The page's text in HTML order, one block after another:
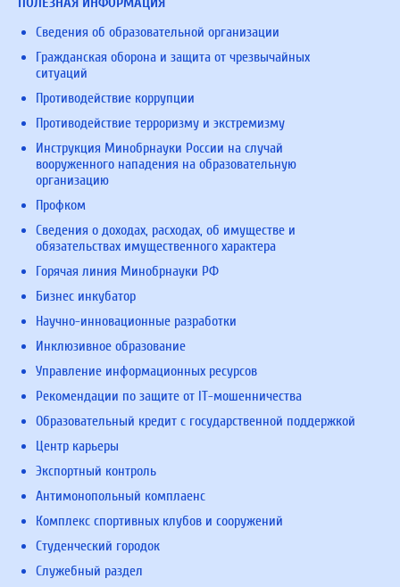
Сведения об образовательной организации
Гражданская оборона и защита от чрезвычайных
ситуаций
Противодействие коррупции
Противодействие терроризму и экстремизму
Инструкция Минобрнауки России на случай
вооруженного нападения на образовательную
организацию
Профком
Сведения о доходах, расходах, об имуществе и
обязательствах имущественного характера
Горячая линия Минобрнауки РФ
Бизнес инкубатор
Научно-инновационные разработки
Инклюзивное образование
Управление информационных ресурсов
Рекомендации по защите от IT-мошенничества
Образовательный кредит с государственной поддержкой
Центр карьеры
Экспортный контроль
Антимонопольный комплаенс
Комплекс спортивных клубов и сооружений
Студенческий городок
Служебный раздел